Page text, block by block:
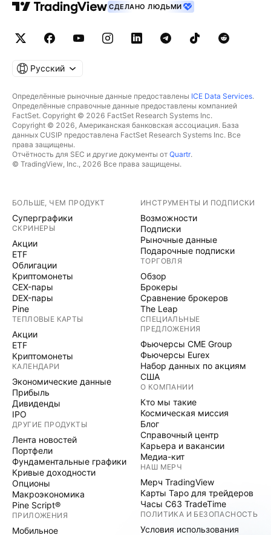
СДЕЛАНО ЛЮДЬМИ
Русский
Определённые рыночные данные предоставлены ICE Data Services.
Определённые справочные данные предоставлены компанией
FactSet. Copyright © 2026 FactSet Research Systems Inc.
Copyright © 2026, Американская банковская ассоциация. База
данных CUSIP предоставлена FactSet Research Systems Inc. Все
права защищены.
Отчётность для SEC и другие документы от Quartr.
© TradingView, Inc., 2026 Все права защищены.
БОЛЬШЕ, ЧЕМ ПРОДУКТ
Суперграфики
СКРИНЕРЫ
Акции
ETF
Облигации
Криптомонеты
CEX-пары
DEX-пары
Pine
ТЕПЛОВЫЕ КАРТЫ
Акции
ETF
Криптомонеты
КАЛЕНДАРИ
Экономические данные
Прибыль
Дивиденды
IPO
ДРУГИЕ ПРОДУКТЫ
Лента новостей
Портфели
Фундаментальные графики
Кривые доходности
Опционы
Макроэкономика
Pine Script®
ПРИЛОЖЕНИЯ
Мобильное
ИНСТРУМЕНТЫ И ПОДПИСКИ
Возможности
Подписки
Рыночные данные
Подарочные подписки
ТОРГОВЛЯ
Обзор
Брокеры
Сравнение брокеров
The Leap
СПЕЦИАЛЬНЫЕ
ПРЕДЛОЖЕНИЯ
Фьючерсы CME Group
Фьючерсы Eurex
Набор данных по акциям
США
О КОМПАНИИ
Кто мы такие
Космическая миссия
Блог
Справочный центр
Карьера и вакансии
Медиа-кит
НАШ МЕРЧ
Мерч TradingView
Карты Таро для трейдеров
Часы C63 TradeTime
ПОЛИТИКА И БЕЗОПАСНОСТЬ
Условия использования